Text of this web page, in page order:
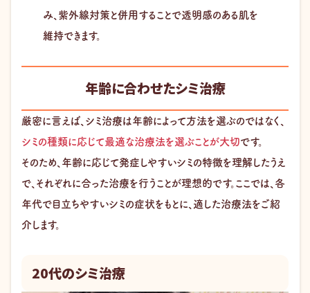
み、紫外線対策と併用することで透明感のある肌を
維持できます。
年齢に合わせたシミ治療
厳密に言えば、シミ治療は年齢によって方法を選ぶのではなく、
シミの種類に応じて最適な治療法を選ぶことが大切です。
そのため、年齢に応じて発症しやすいシミの特徴を理解したうえ
で、それぞれに合った治療を行うことが理想的です。ここでは、各
年代で目立ちやすいシミの症状をもとに、適した治療法をご紹
介します。
20代のシミ治療